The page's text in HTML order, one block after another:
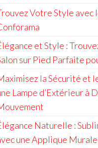
Votre Style avec
et Style :
sur Pied Parfaite
la Sécurité et
Lampe d’Extérieur à
Naturelle :
une Applique